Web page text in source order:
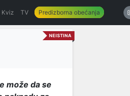
Kviz TV Predizborna obećanja
NEISTINA
može da se